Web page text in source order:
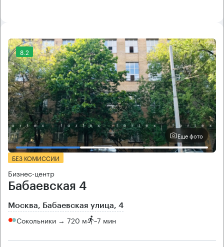
8.2
Еще фото
БЕЗ КОМИССИИ
Бизнес-центр
Бабаевская 4
Москва, Бабаевская улица, 4
Сокольники → 720 м ~7 мин